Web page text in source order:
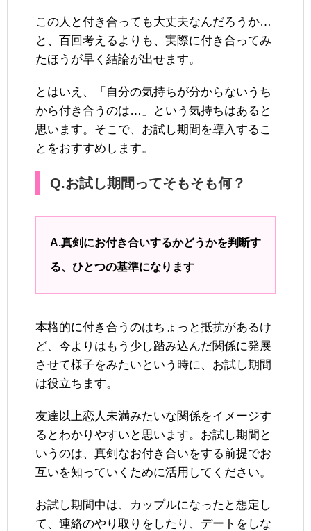
この人と付き合っても大丈夫なんだろうか…
と、百回考えるよりも、実際に付き合ってみ
たほうが早く結論が出せます。
とはいえ、「自分の気持ちが分からないうち
から付き合うのは…」という気持ちはあると
思います。そこで、お試し期間を導入するこ
とをおすすめします。
Q.お試し期間ってそもそも何？
A.真剣にお付き合いするかどうかを判断す
る、ひとつの基準になります
本格的に付き合うのはちょっと抵抗があるけ
ど、今よりはもう少し踏み込んだ関係に発展
させて様子をみたいという時に、お試し期間
は役立ちます。
友達以上恋人未満みたいな関係をイメージす
るとわかりやすいと思います。お試し期間と
いうのは、真剣なお付き合いをする前提でお
互いを知っていくために活用してください。
お試し期間中は、カップルになったと想定し
て、連絡のやり取りをしたり、デートをしな